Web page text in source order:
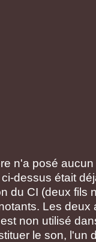
n'a posé
dessus était
du CI (deux fils
Les deux
non utilisé
le son, l'un